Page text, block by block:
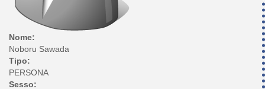
Nome:
Noboru Sawada
Tipo:
PERSONA
Sesso: